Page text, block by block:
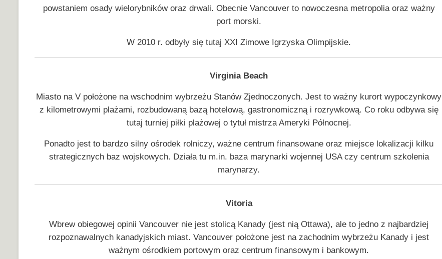
powstaniem osady wielorybników oraz drwali. Obecnie Vancouver to nowoczesna metropolia oraz ważny
port morski.
W 2010 r. odbyły się tutaj XXI Zimowe Igrzyska Olimpijskie.
Virginia Beach
Miasto na V położone na wschodnim wybrzeżu Stanów Zjednoczonych. Jest to ważny kurort wypoczynkowy
z kilometrowymi plażami, rozbudowaną bazą hotelową, gastronomiczną i rozrywkową. Co roku odbywa się
tutaj turniej piłki plażowej o tytuł mistrza Ameryki Północnej.
Ponadto jest to bardzo silny ośrodek rolniczy, ważne centrum finansowane oraz miejsce lokalizacji kilku
strategicznych baz wojskowych. Działa tu m.in. baza marynarki wojennej USA czy centrum szkolenia
marynarzy.
Vitoria
Wbrew obiegowej opinii Vancouver nie jest stolicą Kanady (jest nią Ottawa), ale to jedno z najbardziej
rozpoznawalnych kanadyjskich miast. Vancouver położone jest na zachodnim wybrzeżu Kanady i jest
ważnym ośrodkiem portowym oraz centrum finansowym i bankowym.